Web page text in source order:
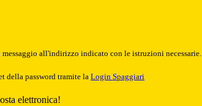
all'indirizzo indicato con le istruzioni necessarie.
della password tramite la Login Spaggiari
elettronica!